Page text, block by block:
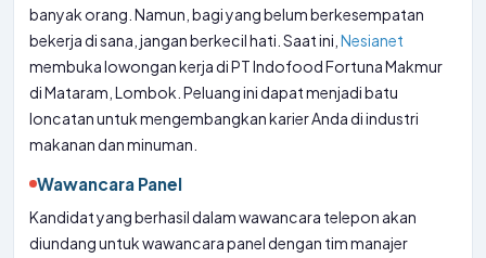
banyak orang. Namun, bagi yang belum berkesempatan
bekerja di sana, jangan berkecil hati. Saat ini, Nesianet
membuka lowongan kerja di PT Indofood Fortuna Makmur
di Mataram, Lombok. Peluang ini dapat menjadi batu
loncatan untuk mengembangkan karier Anda di industri
makanan dan minuman.
Wawancara Panel
Kandidat yang berhasil dalam wawancara telepon akan
diundang untuk wawancara panel dengan tim manajer